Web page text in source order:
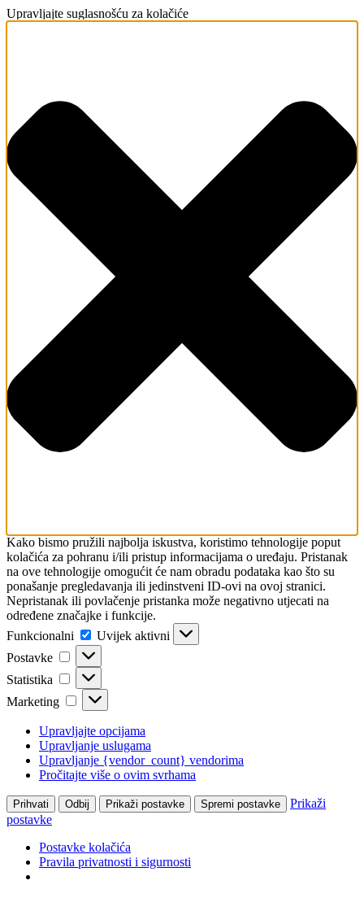
Upravljajte suglasnošću za kolačiće
Kako bismo pružili najbolja iskustva, koristimo tehnologije poput
kolačića za pohranu i/ili pristup informacijama o uređaju. Pristanak
na ove tehnologije omogućit će nam obradu podataka kao što su
ponašanje pregledavanja ili jedinstveni ID-ovi na ovoj stranici.
Nepristanak ili povlačenje pristanka može negativno utjecati na
određene značajke i funkcije.
Funkcionalni
Funkcionalni
Uvijek aktivni
Postavke
Postavke
Statistika Statistika
Marketing Marketing
Upravljajte opcijama
Upravljanje uslugama
Upravljanje {vendor_count} vendorima
Pročitajte više o ovim svrhama
Prihvati Odbij Prikaži postavke Spremi postavke
Prikaži
postavke
Postavke kolačića
Pravila privatnosti i sigurnosti